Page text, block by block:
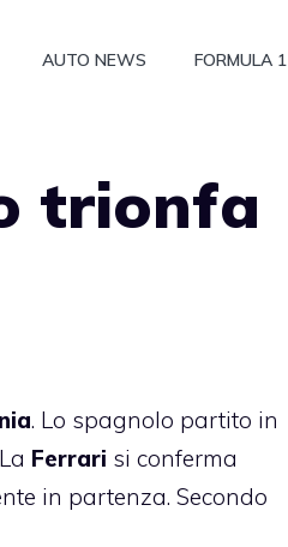
AUTO NEWS FORMULA 1
trionfa
. Lo spagnolo partito in
Ferrari si conferma
in partenza. Secondo